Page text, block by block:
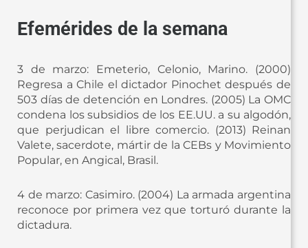
Efemérides de la semana
3 de marzo: Emeterio, Celonio, Marino. (2000)
Regresa a Chile el dictador Pinochet después de
503 días de detención en Londres. (2005) La OMC
condena los subsidios de los EE.UU. a su algodón,
que perjudican el libre comercio. (2013) Reinan
Valete, sacerdote, mártir de la CEBs y Movimiento
Popular, en Angical, Brasil.
4 de marzo: Casimiro. (2004) La armada argentina
reconoce por primera vez que torturó durante la
dictadura.